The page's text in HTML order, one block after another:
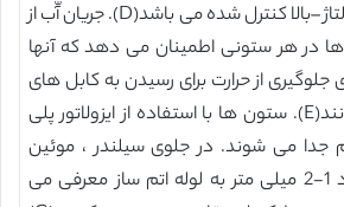
مربوط به منابع جاری ولتاژ –بالا کنترل شده می باشد(D). جریان آّب از
در هر ستونی اطمینان می دهد که آنها
از حرارت برای رسیدن به کابل های
عرضه برق باقی می مانند(E). ستون ها با استفاده از ایزولاتور پلی
جدا می شوند. در جلوی سیلندر ، موئین
سرامیکی (F) در حدود 1-2 میلی متر به لوله اتم ساز معرفی می